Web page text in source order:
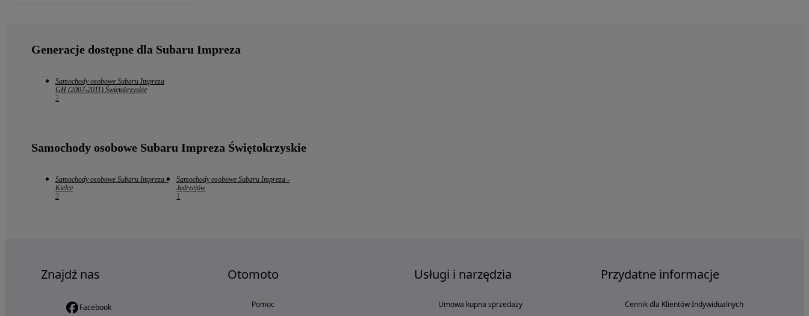
Generacje dostępne dla Subaru Impreza
Samochody osobowe Subaru Impreza
GH (2007-2011) Świętokrzyskie
2
Samochody osobowe Subaru Impreza Świętokrzyskie
Samochody osobowe Subaru Impreza -
Kielce
2
Samochody osobowe Subaru Impreza -
Jędrzejów
1
Znajdź nas
Facebook
Otomoto
Pomoc
Usługi i narzędzia
Umowa kupna sprzedaży
Przydatne informacje
Cennik dla Klientów Indywidualnych